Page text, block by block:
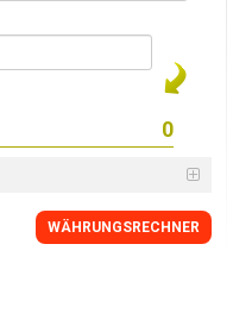
WÄHRUNGSRECHNER